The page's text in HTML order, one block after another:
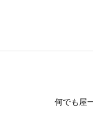
何でも屋